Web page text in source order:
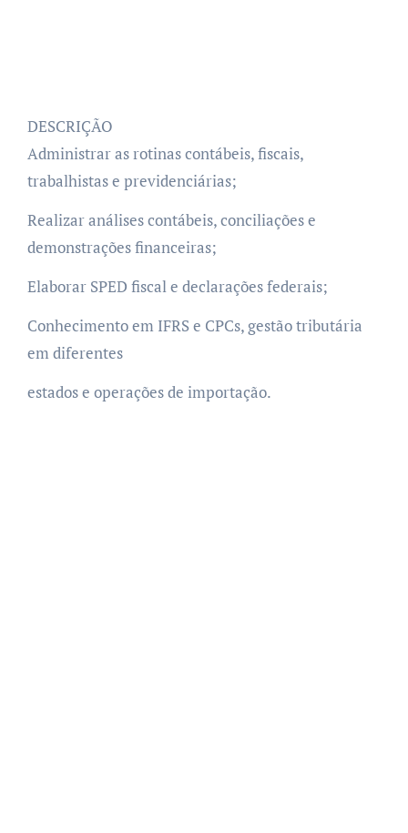
DESCRIÇÃO
Administrar as rotinas contábeis, fiscais,
trabalhistas e previdenciárias;
Realizar análises contábeis, conciliações e
demonstrações financeiras;
Elaborar SPED fiscal e declarações federais;
Conhecimento em IFRS e CPCs, gestão tributária
em diferentes
estados e operações de importação.